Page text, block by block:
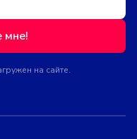
мне!
на сайте.